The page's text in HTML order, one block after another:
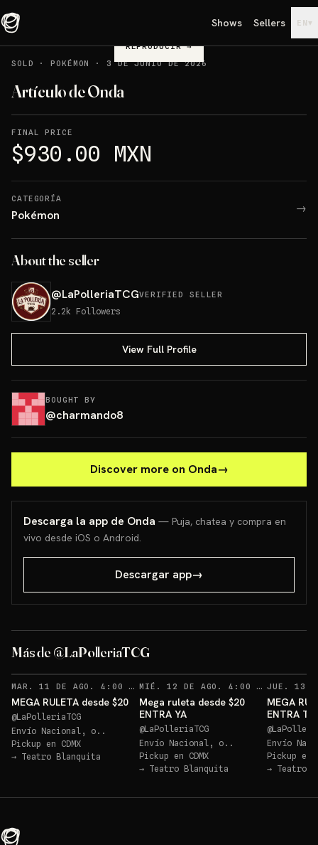
Shows Sellers EN ▾
REPRODUCIR→
SOLD
·POKÉMON · 3 DE JUNIO DE 2026
Artículo de Onda
FINAL PRICE
$930.00 MXN
CATEGORÍA
Pokémon →
About the seller
@LaPolleriaTCGVERIFIED SELLER
2.2k Followers
View Full Profile
BOUGHT BY
@charmando8
Discover more on Onda→
Descarga la app de Onda — Puja, chatea y compra en
vivo desde iOS o Android.
Descargar app→
Más de @LaPolleriaTCG
MAR. 11 DE AGO. 4:00 AM · 162RECORDATORIOS
MEGA RULETA desde $20
@LaPolleriaTCG
Envío Nacional, o..
Pickup en CDMX
→ Teatro Blanquita
MIÉ. 12 DE AGO. 4:00 AM · 147
Mega ruleta desde $20
ENTRA YA
@LaPolleriaTCG
Envío Nacional, o..
Pickup en CDMX
→ Teatro Blanquita
MEGA
ENTRA T
@
Envío
Pickup en
→ Teatro